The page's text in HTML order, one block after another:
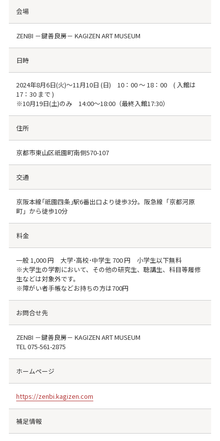
会場
ZENBI －鍵善良房－ KAGIZEN ART MUSEUM
日時
2024年8月6日(火)～11月10日 (日) 10：00 ～ 18：00 ( 入館は
17：30 まで )
※10月19日(土)のみ 14:00～18:00（最終入館17:30）
住所
京都市東山区祇園町南側570-107
交通
京阪本線｢祇園四条｣駅6番出口より徒歩3分。阪急線「京都河原
町」から徒歩10分
料金
一般 1,000 円 大学･高校･中学生 700 円 小学生以下無料
※大学生の学割において、その他の研究生、聴講生、科目等履修
生などは対象外です。
※障がい者手帳などお持ちの方は700円
お問合せ先
ZENBI －鍵善良房－ KAGIZEN ART MUSEUM
TEL075-561-2875
ホームページ
https://zenbi.kagizen.com
補足情報